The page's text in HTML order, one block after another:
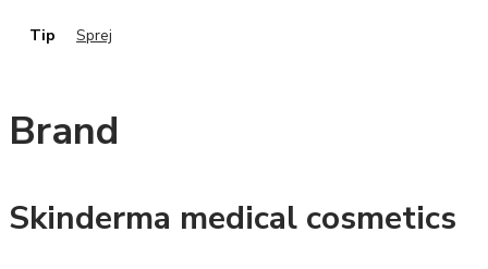
Tip Sprej
Brand
Skinderma medical cosmetics